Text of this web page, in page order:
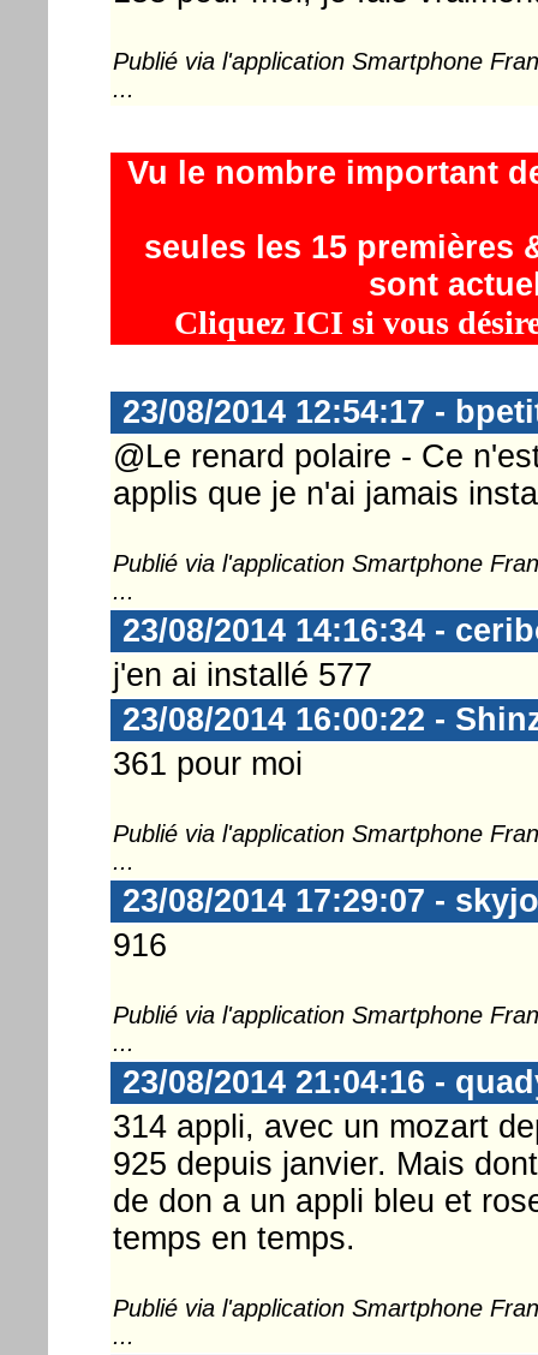
Publié via l'application Smartphone
...
Vu le nombre important
seules les 15 premières
sont
Cliquez ICI si vous
23/08/2014 12:54:17 -
@Le renard polaire - Ce
applis que je n'ai jamais
Publié via l'application Smartphone
...
23/08/2014 14:16:34 -
j'en ai installé 577
23/08/2014 16:00:22 -
361 pour moi
Publié via l'application Smartphone
...
23/08/2014 17:29:07 -
916
Publié via l'application Smartphone
...
23/08/2014 21:04:16 -
314 appli, avec un mozart
925 depuis janvier. Mais
de don a un appli bleu et
temps en temps.
Publié via l'application Smartphone
...